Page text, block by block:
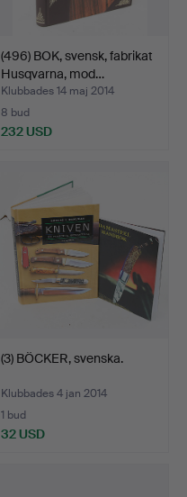
(496) BOK, svensk, fabrikat
Husqvarna, mod…
Klubbades 14 maj 2014
8 bud
232 USD
(3) BÖCKER, svenska.
Klubbades 4 jan 2014
1 bud
32 USD